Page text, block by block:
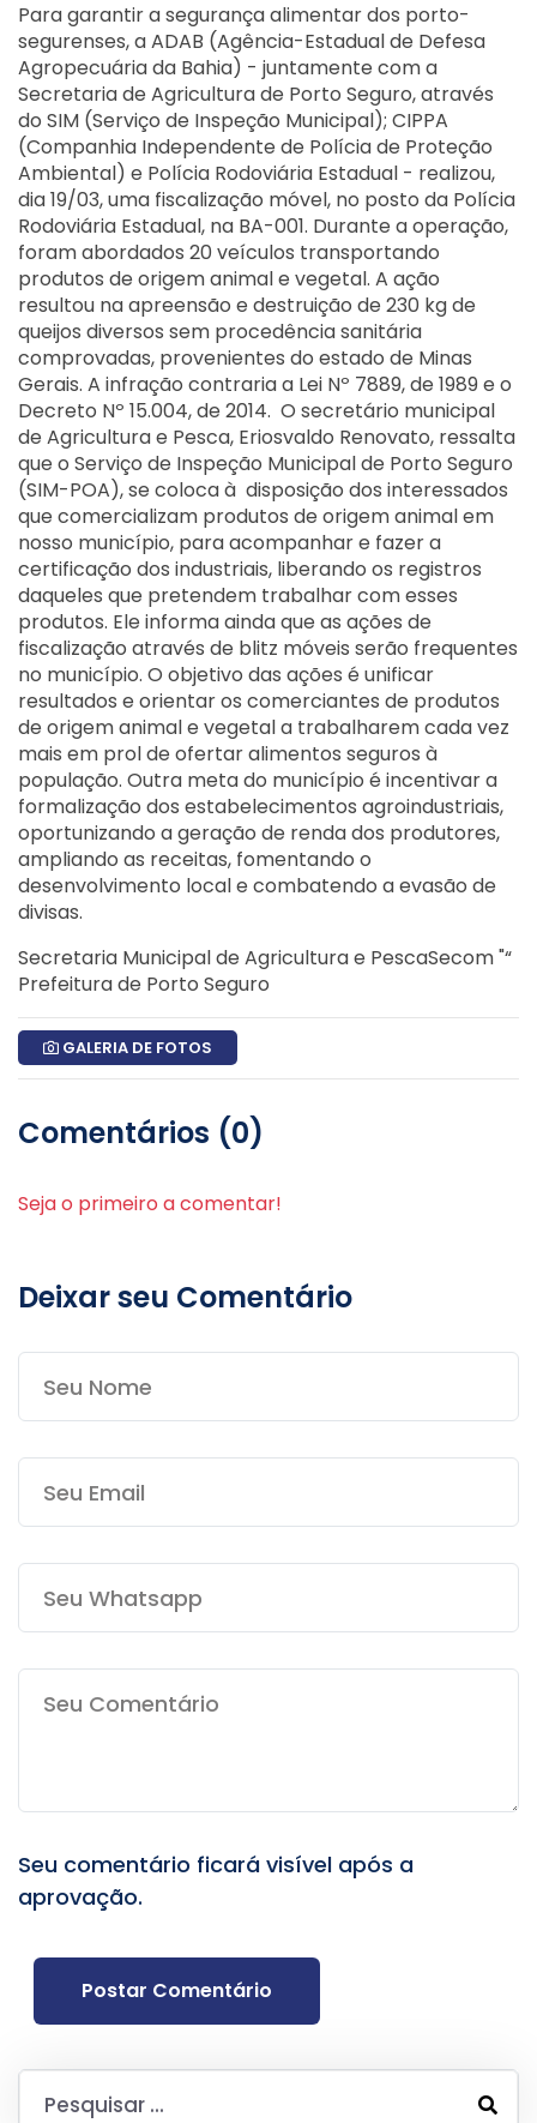
Para garantir a segurança alimentar dos porto-
segurenses, a ADAB (Agência-Estadual de Defesa
Agropecuária da Bahia) - juntamente com a
Secretaria de Agricultura de Porto Seguro, através
do SIM (Serviço de Inspeção Municipal); CIPPA
(Companhia Independente de Polícia de Proteção
Ambiental) e Polícia Rodoviária Estadual - realizou,
dia 19/03, uma fiscalização móvel, no posto da Polícia
Rodoviária Estadual, na BA-001. Durante a operação,
foram abordados 20 veículos transportando
produtos de origem animal e vegetal. A ação
resultou na apreensão e destruição de 230 kg de
queijos diversos sem procedência sanitária
comprovadas, provenientes do estado de Minas
Gerais. A infração contraria a Lei Nº 7889, de 1989 e o
Decreto Nº 15.004, de 2014. O secretário municipal
de Agricultura e Pesca, Eriosvaldo Renovato, ressalta
que o Serviço de Inspeção Municipal de Porto Seguro
(SIM-POA), se coloca à disposição dos interessados
que comercializam produtos de origem animal em
nosso município, para acompanhar e fazer a
certificação dos industriais, liberando os registros
daqueles que pretendem trabalhar com esses
produtos. Ele informa ainda que as ações de
fiscalização através de blitz móveis serão frequentes
no município. O objetivo das ações é unificar
resultados e orientar os comerciantes de produtos
de origem animal e vegetal a trabalharem cada vez
mais em prol de ofertar alimentos seguros à
população. Outra meta do município é incentivar a
formalização dos estabelecimentos agroindustriais,
oportunizando a geração de renda dos produtores,
ampliando as receitas, fomentando o
desenvolvimento local e combatendo a evasão de
divisas.
Secretaria Municipal de Agricultura e PescaSecom "“
Prefeitura de Porto Seguro
GALERIA DE FOTOS
Comentários (0)
Seja o primeiro a comentar!
Deixar seu Comentário
Seu comentário ficará visível após a
aprovação.
Postar Comentário